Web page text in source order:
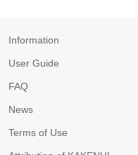
Information
User Guide
FAQ
News
Terms of Use